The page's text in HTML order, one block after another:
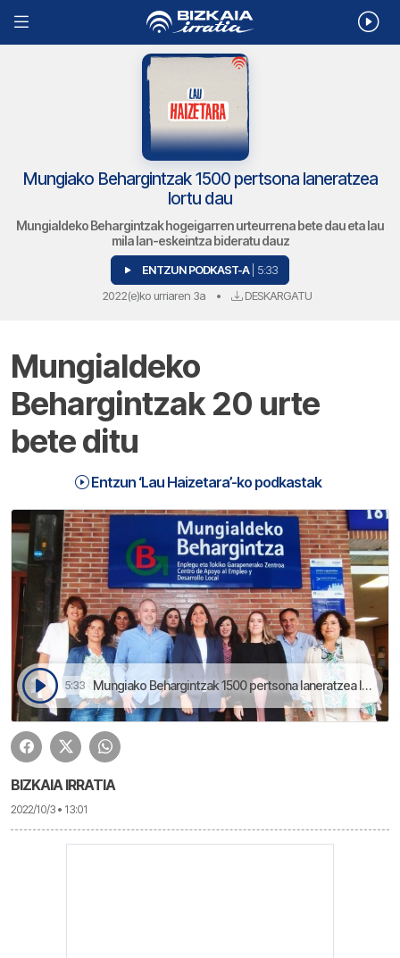
Mungiako Behargintzak 1500 pertsona laneratzea
lortu dau
Mungialdeko Behargintzak hogeigarren urteurrena bete dau eta lau
mila lan-eskeintza bideratu dauz
ENTZUN PODKAST-A | 5:33
2022(e)ko urriaren 3a • DESKARGATU
Mungialdeko
Behargintzak 20 urte
bete ditu
Entzun ‘Lau Haizetara’-ko podkastak
5:33 Mungiako Behargintzak 1500 pertsona laneratzea lortu dau | Lau Haizetara
BIZKAIA IRRATIA
2022/10/3 • 13:01